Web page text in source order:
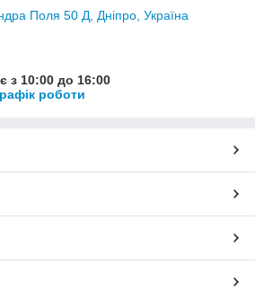
Поля 50 Д, Дніпро, Україна
з 10:00 до 16:00
роботи